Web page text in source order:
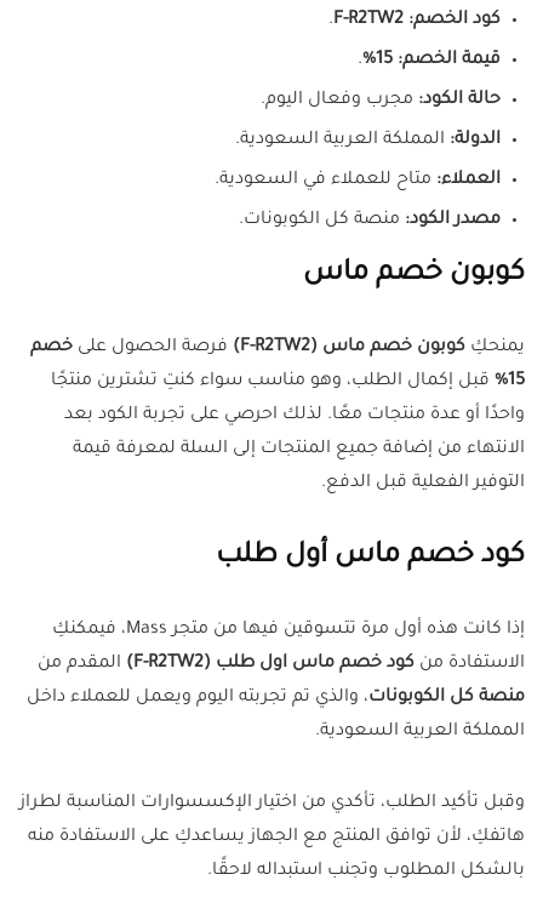
كود الخصم: F-R2TW2
.
قيمة الخصم: 15%
.
حالة الكود: مجرب وفعال اليوم.
الدولة: المملكة العربية السعودية.
العملاء: متاح للعملاء في السعودية.
مصدر الكود: منصة كل الكوبونات.
كوبون خصم ماس
يمنحكِ كوبون خصم ماس (F-R2TW2) فرصة الحصول على خصم
15%
قبل إكمال الطلب، وهو مناسب سواء كنتِ تشترين منتجًا
واحدًا أو عدة منتجات معًا. لذلك احرصي على تجربة الكود بعد
الانتهاء من إضافة جميع المنتجات إلى السلة لمعرفة قيمة
التوفير الفعلية قبل الدفع.
كود خصم ماس أول طلب
إذا كانت هذه أول مرة تتسوقين فيها من متجر Mass، فيمكنكِ
الاستفادة من كود خصم ماس اول طلب (F-R2TW2)
المقدم من
منصة كل الكوبونات، والذي تم تجربته اليوم ويعمل للعملاء داخل
المملكة العربية السعودية.
وقبل تأكيد الطلب، تأكدي من اختيار الإكسسوارات المناسبة لطراز
هاتفكِ، لأن توافق المنتج مع الجهاز يساعدكِ على الاستفادة منه
بالشكل المطلوب وتجنب استبداله لاحقًا.